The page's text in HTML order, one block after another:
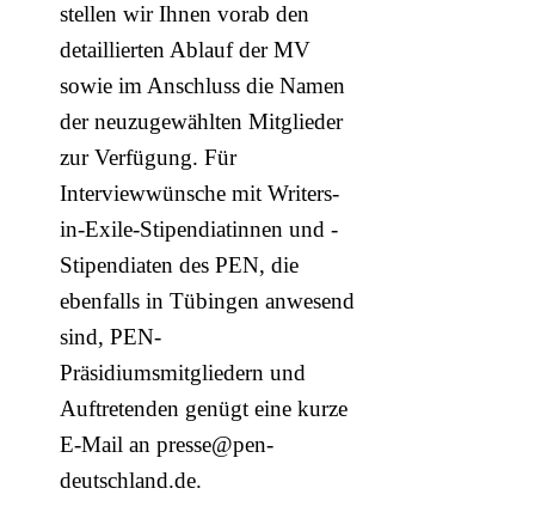
stellen wir Ihnen vorab den
detaillierten Ablauf der MV
sowie im Anschluss die Namen
der neuzugewählten Mitglieder
zur Verfügung. Für
Interviewwünsche mit Writers-
in-Exile-Stipendiatinnen und -
Stipendiaten des PEN, die
ebenfalls in Tübingen anwesend
sind, PEN-
Präsidiumsmitgliedern und
Auftretenden genügt eine kurze
E-Mail an presse@pen-
deutschland.de.